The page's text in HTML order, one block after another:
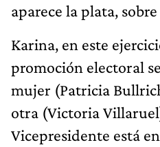
aparece la plata,
Karina, en este
promoción electoral
mujer (Patricia
otra (Victoria
Vicepresidente está